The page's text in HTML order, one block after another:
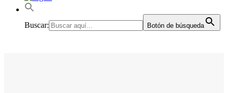
Buscar: Botón de búsqueda